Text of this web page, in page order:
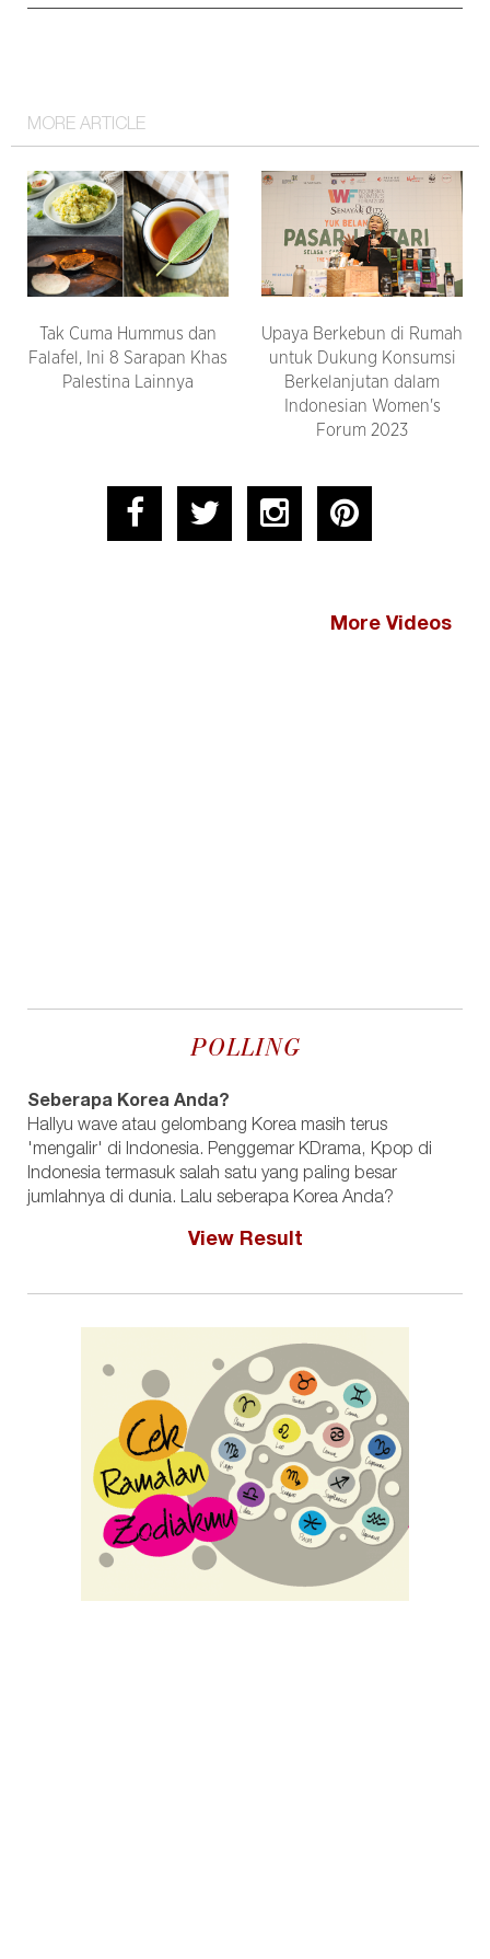
MORE ARTICLE
Tak Cuma Hummus dan
Falafel, Ini 8 Sarapan Khas
Palestina Lainnya
Upaya Berkebun di Rumah
untuk Dukung Konsumsi
Berkelanjutan dalam
Indonesian Women's
Forum 2023
More Videos
POLLING
Seberapa Korea Anda?
Hallyu wave atau gelombang Korea masih terus
'mengalir' di Indonesia. Penggemar KDrama, Kpop di
Indonesia termasuk salah satu yang paling besar
jumlahnya di dunia. Lalu seberapa Korea Anda?
View Result